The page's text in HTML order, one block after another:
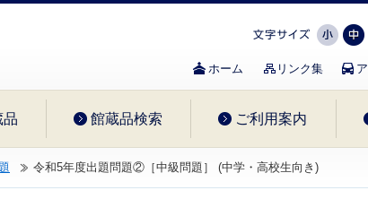
文字
ホーム リンク集
品 館蔵品検索 ご利用案内
令和5年度出題問題②［中級問題］ (中学・高校生向き)